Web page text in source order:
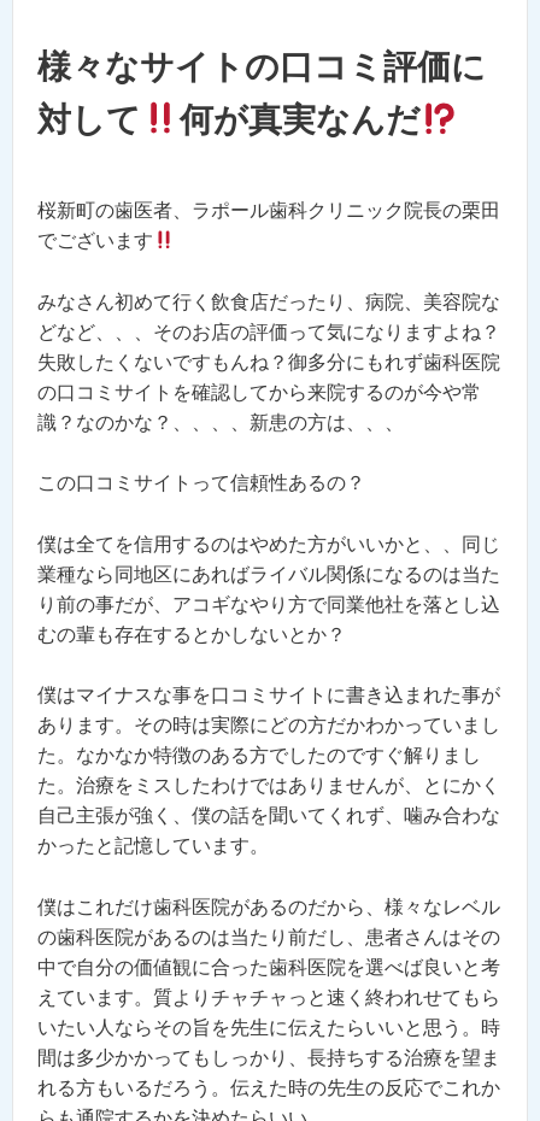
様々なサイトの口コミ評価に
対して
何が真実なんだ
桜新町の歯医者、ラポール歯科クリニック院長の栗田
でございます
みなさん初めて行く飲食店だったり、病院、美容院な
どなど、、、そのお店の評価って気になりますよね？
失敗したくないですもんね？御多分にもれず歯科医院
の口コミサイトを確認してから来院するのが今や常
識？なのかな？、、、、新患の方は、、、
この口コミサイトって信頼性あるの？
僕は全てを信用するのはやめた方がいいかと、、同じ
業種なら同地区にあればライバル関係になるのは当た
り前の事だが、アコギなやり方で同業他社を落とし込
むの輩も存在するとかしないとか？
僕はマイナスな事を口コミサイトに書き込まれた事が
あります。その時は実際にどの方だかわかっていまし
た。なかなか特徴のある方でしたのですぐ解りまし
た。治療をミスしたわけではありませんが、とにかく
自己主張が強く、僕の話を聞いてくれず、噛み合わな
かったと記憶しています。
僕はこれだけ歯科医院があるのだから、様々なレベル
の歯科医院があるのは当たり前だし、患者さんはその
中で自分の価値観に合った歯科医院を選べば良いと考
えています。質よりチャチャっと速く終われせてもら
いたい人ならその旨を先生に伝えたらいいと思う。時
間は多少かかってもしっかり、長持ちする治療を望ま
れる方もいるだろう。伝えた時の先生の反応でこれか